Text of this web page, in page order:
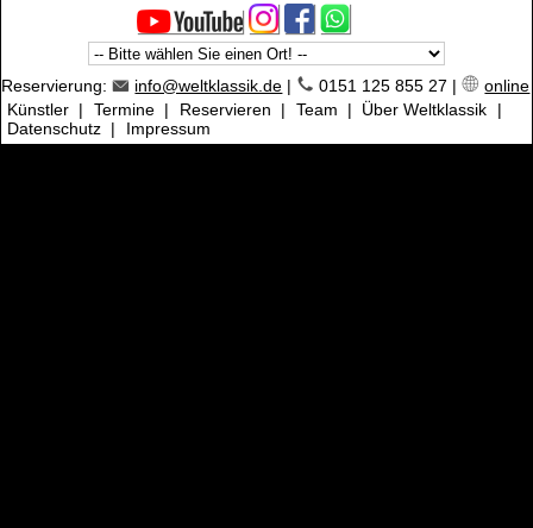
Reservierung: info@weltklassik.de | 0151 125 855 27 |
online
Künstler | Termine | Reservieren | Team | Über Weltklassik
|
Datenschutz | Impressum